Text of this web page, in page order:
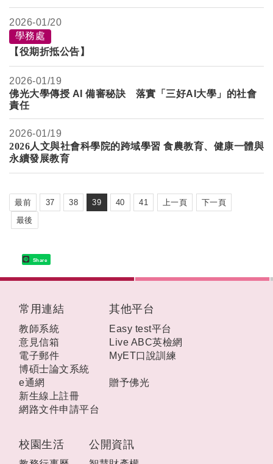
2026-01/20
學務處
【役期折抵公告】
2026-01/19
佛光大學傳授 AI 備審秘訣 落實「三好AI大學」的社會
責任
2026-01/19
2026人文與社會科學院的跨域學習 食農教育、健康一體與
永續發展教育
最前 37 38 39 40 41 上一頁
下一頁
最後
Share
校園生活 公開資訊
常用連結
教師系統
意見信箱
電子郵件
博碩士論文系統
e通網
新生線上註冊
網路文件申請平台
其他平台
Easy test平台
Live ABC英檢網
MyET口說訓練
贈予佛光